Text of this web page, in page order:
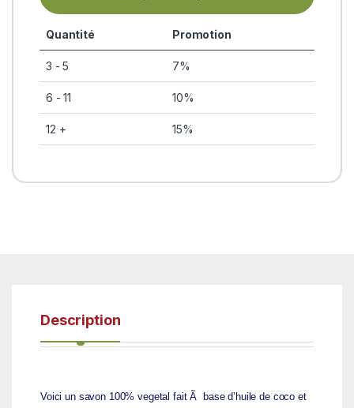
Quantité Promotion
3 - 5 7%
6 - 11 10%
12 + 15%
Description
Voici un savon 100% vegetal fait Ã base d’huile de coco et